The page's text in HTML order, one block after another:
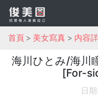
首頁 美女寫真 内容
海川ひとみ/海川
[For-
日